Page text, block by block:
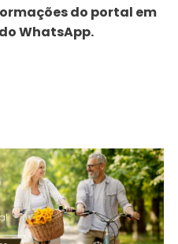
do portal em
WhatsApp.